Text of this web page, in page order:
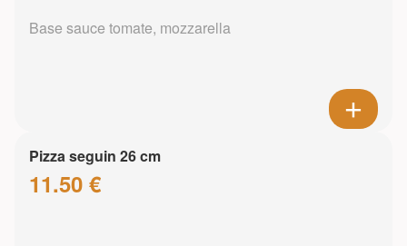
Base sauce tomate, mozzarella
Pizza seguin 26 cm
11.50 €